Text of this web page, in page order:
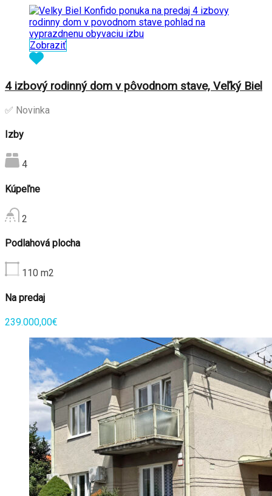
Zobraziť
4 izbový rodinný dom v pôvodnom stave, Veľký Biel
✅ Novinka
Izby
4
Kúpeľne
2
Podlahová plocha
110 m2
Na predaj
239.000,00€